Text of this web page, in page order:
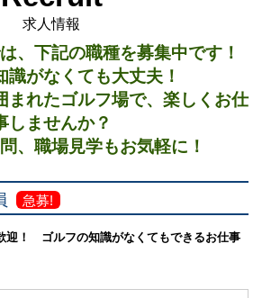
求人情報
、下記の職種を募集中です！
識がなくても大丈夫！
まれたゴルフ場で、楽しくお仕
しませんか？
、職場見学もお気軽に！
急募!
迎！ ゴルフの知識がなくてもできるお仕事